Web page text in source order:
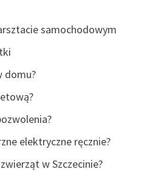
samochodowym
domu?
elektryczne ręcznie?
w Szczecinie?